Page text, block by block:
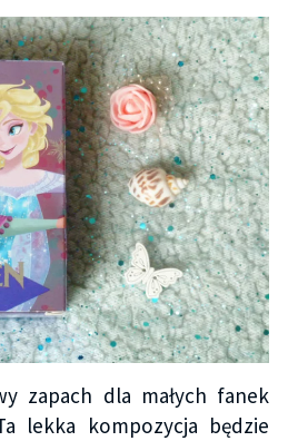
zapach dla małych fanek
lekka kompozycja będzie